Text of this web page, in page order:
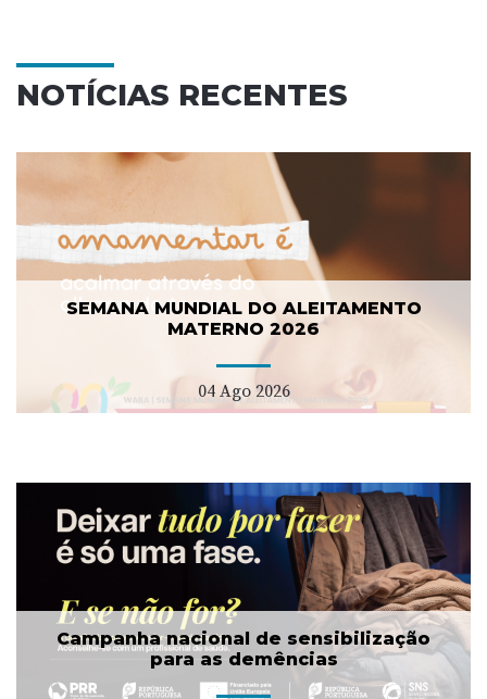
NOTÍCIAS RECENTES
SEMANA MUNDIAL DO ALEITAMENTO
MATERNO 2026
04 Ago 2026
Campanha nacional de sensibilização
para as demências